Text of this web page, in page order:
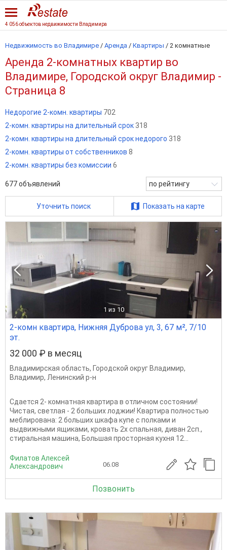
4 056 объектов недвижимости Владимира
Недвижимость во Владимире / Аренда / Квартиры / 2 комнатные
Аренда 2-комнатных квартир во
Владимире, Городской округ Владимир -
Страница 8
Недорогие 2-комн. квартиры 702
2-комн. квартиры на длительный срок 318
2-комн. квартиры на длительный срок недорого 318
2-комн. квартиры от собственников 8
2-комн. квартиры без комиссии 6
677объявлений по рейтингу
Уточнить поиск Показать на карте
1 из 10
2-комн квартира, Нижняя Дуброва ул, 3, 67 м², 7/10
эт.
32 000 ₽ в месяц
Владимирская область, Городской округ Владимир,
Владимир, Ленинский р-н
Сдается 2- комнатная квартира в отличном состоянии!
Чистая, светлая - 2 больших лоджии! Квартира полностью
меблирована: 2 больших шкафа купе с полками и
выдвижными ящиками, кровать 2х спальная, диван 2сп.,
стиральная машина, Большая просторная кухня 12...
Филатов Алексей
Александрович
06.08
Позвонить